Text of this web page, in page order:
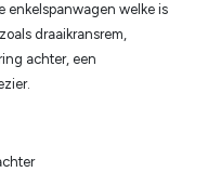
enkelspanwagen welke is
draaikransrem,
achter, een